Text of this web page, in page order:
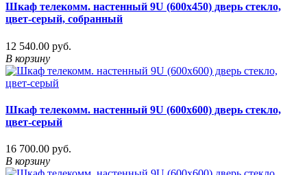
Шкаф телекомм. настенный 9U (600x450) дверь стекло,
цвет-серый, собранный
12 540.00 руб.
В корзину
Шкаф телекомм. настенный 9U (600x600) дверь стекло,
цвет-серый
16 700.00 руб.
В корзину